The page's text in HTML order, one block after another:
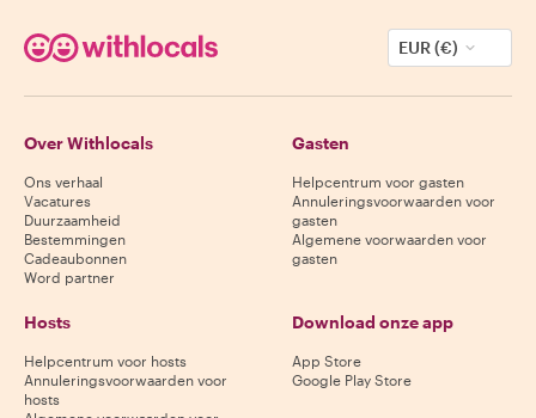
EUR (€)
Over Withlocals
Ons verhaal
Vacatures
Duurzaamheid
Bestemmingen
Cadeaubonnen
Word partner
Gasten
Helpcentrum voor gasten
Annuleringsvoorwaarden voor
gasten
Algemene voorwaarden voor
gasten
Hosts
Helpcentrum voor hosts
Annuleringsvoorwaarden voor
hosts
Download onze app
App Store
Google Play Store